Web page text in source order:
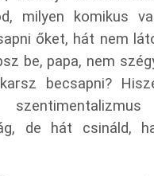
milyen komikus
őket, hát nem
be, papa, nem
becsapni?
de hát csináld,